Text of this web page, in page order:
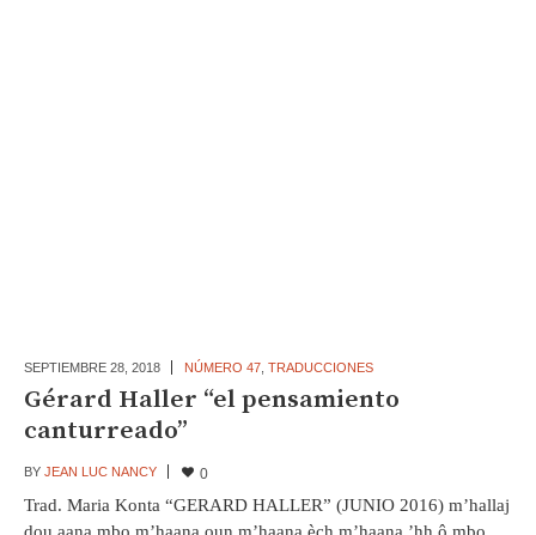
SEPTIEMBRE 28, 2018 NÚMERO 47, TRADUCCIONES
Gérard Haller “el pensamiento
canturreado”
BY JEAN LUC NANCY 0
Trad. Maria Konta “GERARD HALLER” (JUNIO 2016) m’hallaj
dou aana mbo m’haana oun m’haana èch m’haana ’hh ô mbo